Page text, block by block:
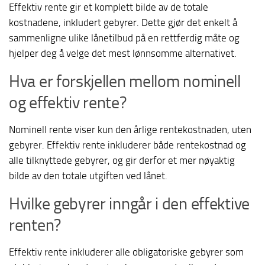
Effektiv rente gir et komplett bilde av de totale
kostnadene, inkludert gebyrer. Dette gjør det enkelt å
sammenligne ulike lånetilbud på en rettferdig måte og
hjelper deg å velge det mest lønnsomme alternativet.
Hva er forskjellen mellom nominell
og effektiv rente?
Nominell rente viser kun den årlige rentekostnaden, uten
gebyrer. Effektiv rente inkluderer både rentekostnad og
alle tilknyttede gebyrer, og gir derfor et mer nøyaktig
bilde av den totale utgiften ved lånet.
Hvilke gebyrer inngår i den effektive
renten?
Effektiv rente inkluderer alle obligatoriske gebyrer som